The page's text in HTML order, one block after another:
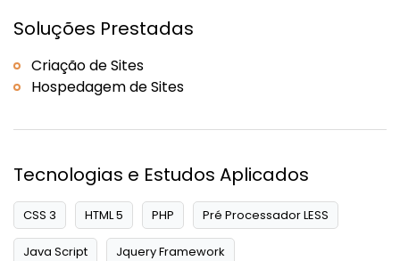
Soluções Prestadas
Criação de Sites
Hospedagem de Sites
Tecnologias e Estudos Aplicados
CSS 3 HTML 5 PHP Pré Processador LESS
Java Script Jquery Framework